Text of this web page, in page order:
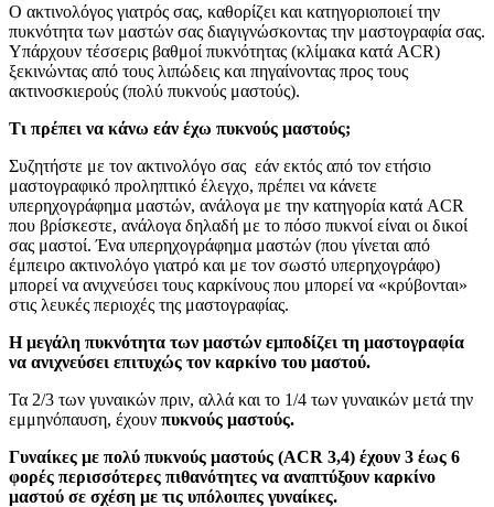
Ο ακτινολόγος γιατρός σας, καθορίζει και κατηγοριοποιεί την
πυκνότητα των μαστών σας διαγιγνώσκοντας την μαστογραφία σας.
Υπάρχουν τέσσερις βαθμοί πυκνότητας (κλίμακα κατά ACR)
ξεκινώντας από τους λιπώδεις και πηγαίνοντας προς τους
ακτινοσκιερούς (πολύ πυκνούς μαστούς).
Τι πρέπει να κάνω εάν έχω πυκνούς μαστούς;
Συζητήστε με τον ακτινολόγο σας εάν εκτός από τον ετήσιο
μαστογραφικό προληπτικό έλεγχο, πρέπει να κάνετε
υπερηχογράφημα μαστών, ανάλογα με την κατηγορία κατά ACR
που βρίσκεστε, ανάλογα δηλαδή με το πόσο πυκνοί είναι οι δικοί
σας μαστοί. Ένα υπερηχογράφημα μαστών (που γίνεται από
έμπειρο ακτινολόγο γιατρό και με τον σωστό υπερηχογράφο)
μπορεί να ανιχνεύσει τους καρκίνους που μπορεί να «κρύβονται»
στις λευκές περιοχές της μαστογραφίας.
Η μεγάλη πυκνότητα των μαστών εμποδίζει τη μαστογραφία
να ανιχνεύσει επιτυχώς τον καρκίνο του μαστού.
Τα 2/3 των γυναικών πριν, αλλά και το 1/4 των γυναικών μετά την
εμμηνόπαυση, έχουν πυκνούς μαστούς.
Γυναίκες με πολύ πυκνούς μαστούς (ACR 3,4) έχουν 3 έως 6
φορές περισσότερες πιθανότητες να αναπτύξουν καρκίνο
μαστού σε σχέση με τις υπόλοιπες γυναίκες.